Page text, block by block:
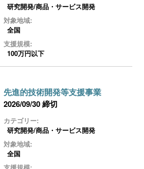
ログイン
研究開発/商品・サービス開発
対象地域:
全国
支援規模:
100万円以下
先進的技術開発等支援事業
2026/09/30 締切
カテゴリー:
研究開発/商品・サービス開発
対象地域:
全国